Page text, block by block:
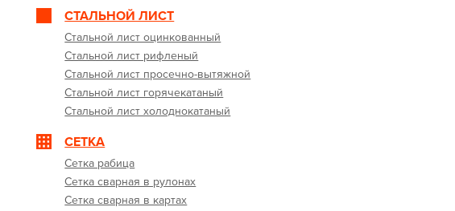
СТАЛЬНОЙ ЛИСТ
Стальной лист оцинкованный
Стальной лист рифленый
Стальной лист просечно-вытяжной
Стальной лист горячекатаный
Стальной лист холоднокатаный
СЕТКА
Сетка рабица
Сетка сварная в рулонах
Сетка сварная в картах